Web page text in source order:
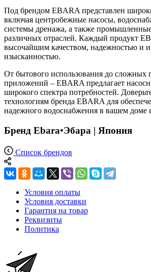
Под брендом EBARA представлен
включая центробежные насосы,
системы дренажа, а также
различных отраслей. Каждый продукт
высочайшим качеством, надежностью и
изысканностью.
От бытового использования до
приложений – EBARA предлагает
широкого спектра потребностей.
технологиям бренда EBARA для
надежного водоснабжения в вашем доме
Бренд Ebara•Эбара | Япония
Список брендов
Условия оплаты
Условия доставки
Гарантия на товар
Реквизиты
Политика